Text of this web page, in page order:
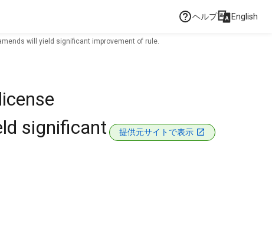
ヘルプ English
will yield significant improvement of rule.
significant
提供元サイトで表示